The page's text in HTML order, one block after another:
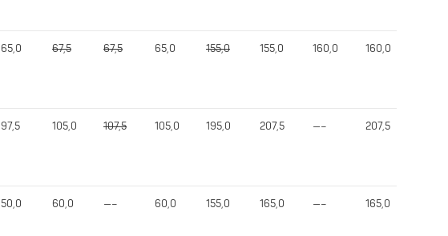
65,0 67,5 67,5 65,0 155,0 155,0 160,0 160,0
97,5 105,0 107,5 105,0 195,0 207,5 —– 207,5
50,0 60,0 —– 60,0 155,0 165,0 —– 165,0